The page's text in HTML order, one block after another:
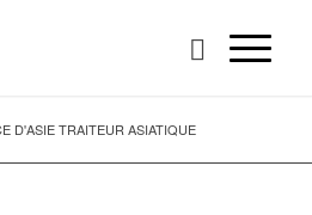
D'ASIE TRAITEUR ASIATIQUE